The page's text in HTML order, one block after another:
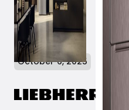
October 6, 2025